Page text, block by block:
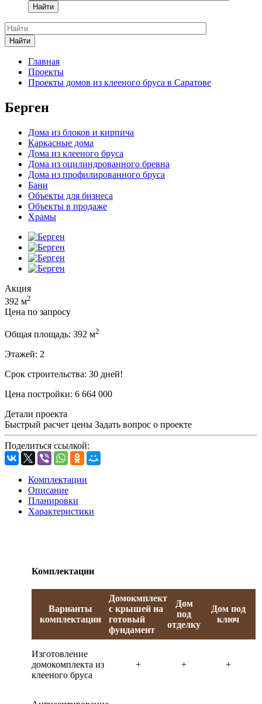
Найти
Найти
Главная
Проекты
Проекты домов из клееного бруса в Саратове
Берген
Дома из блоков и кирпича
Каркасные дома
Дома из клееного бруса
Дома из оцилиндрованного бревна
Дома из профилированного бруса
Бани
Объекты для бизнеса
Объекты в продаже
Храмы
Акция
392 м2
Цена по запросу
Общая площадь: 392 м2
Этажей: 2
Срок строительства: 30 дней!
Цена постройки: 6 664 000
Детали проекта
Быстрый расчет цены Задать вопрос о проекте
Поделиться ссылкой:
Комплектации
Описание
Планировки
Характеристики
Комплектации
Варианты
комплектации
Домокмплект
с крышей на
готовый
фундамент
Дом
под
отделку
Дом под
ключ
Изготовление
домокомплекта из
клееного бруса
+ + +